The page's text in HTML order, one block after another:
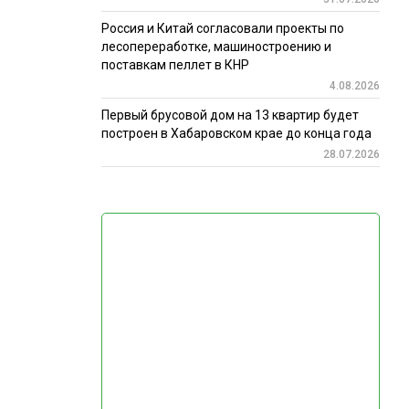
Россия и Китай согласовали проекты по
лесопереработке, машиностроению и
поставкам пеллет в КНР
4.08.2026
Первый брусовой дом на 13 квартир будет
построен в Хабаровском крае до конца года
28.07.2026